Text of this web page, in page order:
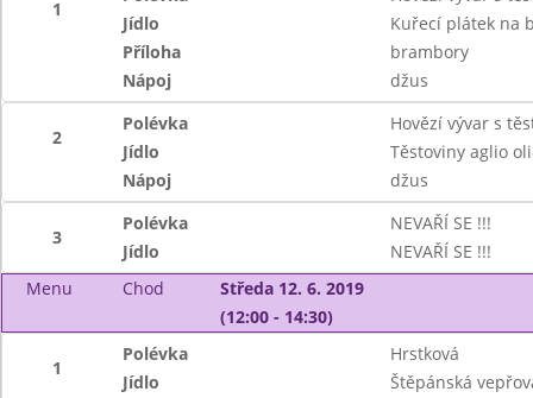
1
Jídlo
Kuřecí plátek na
Příloha
brambory
Nápoj
džus
2
Polévka
Hovězí vývar s
Jídlo
Těstoviny aglio
Nápoj
džus
3
Polévka
NEVAŘÍ SE !!!
Jídlo
NEVAŘÍ SE !!!
Menu
Chod
Středa 12. 6. 2019
(12:00 - 14:30)
1
Polévka
Hrstková
Jídlo
Štěpánská